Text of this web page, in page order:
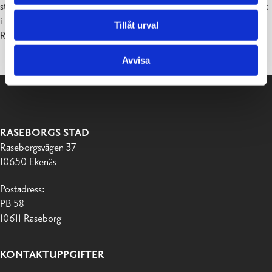
Tillåt urval
Avvisa
stödja ukrainska konstnärer på flykt på grund av det pågående kriget
i Ukraina genom att erbjuda Snäcksund Torpet som ett Solidarity
Residency.
RASEBORGS STAD
Raseborgsvägen 37
10650 Ekenäs
Postadress:
PB 58
10611 Raseborg
KONTAKTUPPGIFTER